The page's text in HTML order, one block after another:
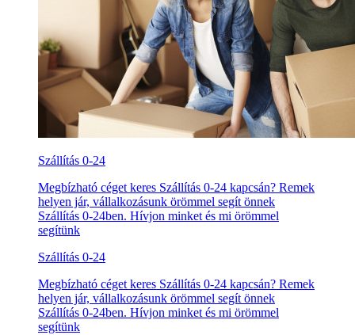
Szállítás 0-24
Megbízható céget keres Szállítás 0-24 kapcsán? Remek
helyen jár, vállalkozásunk örömmel segít önnek
Szállítás 0-24ben. Hívjon minket és mi örömmel
segítünk
Szállítás 0-24
Megbízható céget keres Szállítás 0-24 kapcsán? Remek
helyen jár, vállalkozásunk örömmel segít önnek
Szállítás 0-24ben. Hívjon minket és mi örömmel
segítünk